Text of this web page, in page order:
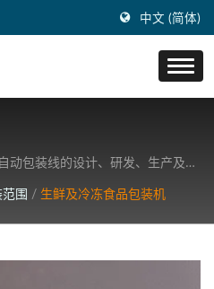
中文 (简体)
动包装线的设计、研发、生产及销
。
围 / 生鲜及冷冻食品包装机